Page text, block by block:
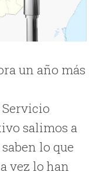
un año más
salimos a
lo que
vez lo han